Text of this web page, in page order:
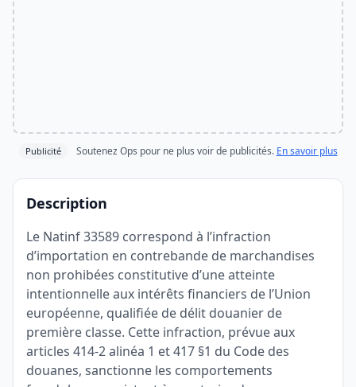
Publicité Soutenez Ops pour ne plus voir de publicités. En savoir plus
Description
Le Natinf 33589 correspond à l’infraction
d’importation en contrebande de marchandises
non prohibées constitutive d’une atteinte
intentionnelle aux intérêts financiers de l’Union
européenne, qualifiée de délit douanier de
première classe. Cette infraction, prévue aux
articles 414-2 alinéa 1 et 417 §1 du Code des
douanes, sanctionne les comportements